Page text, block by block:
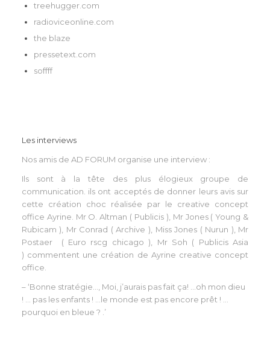
treehugger.com
radioviceonline.com
the blaze
pressetext.com
soffff
Les interviews
Nos amis de AD FORUM organise une interview :
Ils sont à la tête des plus élogieux groupe de
communication. ils ont acceptés de donner leurs avis sur
cette création choc réalisée par le creative concept
office Ayrine. Mr O. Altman ( Publicis ), Mr Jones ( Young &
Rubicam ), Mr Conrad ( Archive ), Miss Jones ( Nurun ), Mr
Postaer ( Euro rscg chicago ), Mr Soh ( Publicis Asia
) commentent une création de Ayrine creative concept
office.
– ‘Bonne stratégie…, Moi, j’aurais pas fait ça! …oh mon dieu
! … pas les enfants ! …le monde est pas encore prêt ! …
pourquoi en bleue ? .’